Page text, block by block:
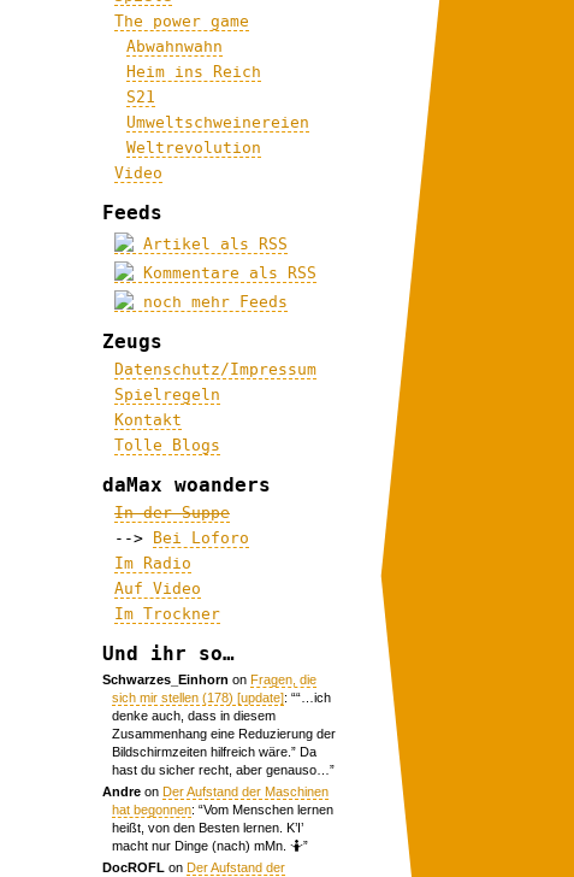
The power game
Abwahnwahn
Heim ins Reich
S21
Umweltschweinereien
Weltrevolution
Video
Feeds
Artikel als RSS
Kommentare als RSS
noch mehr Feeds
Zeugs
Datenschutz/Impressum
Spielregeln
Kontakt
Tolle Blogs
daMax woanders
In der Suppe
-->
Bei Loforo
Im Radio
Auf Video
Im Trockner
Und ihr so…
Schwarzes_Einhorn onFragen, die
sich mir stellen (178) [update]: ““…ich
denke auch, dass in diesem
Zusammenhang eine Reduzierung der
Bildschirmzeiten hilfreich wäre.” Da
hast du sicher recht, aber genauso… ”
Andre onDer Aufstand der Maschinen
hat begonnen: “Vom Menschen lernen
heißt, von den Besten lernen. K’I’
macht nur Dinge (nach) mMn. 🤷”
DocROFL onDer Aufstand der